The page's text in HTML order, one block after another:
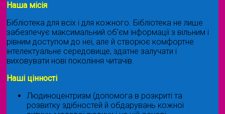
Наша місія
Бібліотека для всіх і для кожного. Бібліотека не лише
забезпечує максимальний об'єм інформації з вільним і
рівним доступом до неї, але й створює комфортне
інтелектуальне середовище, здатне залучати і
виховувати нові покоління читачів.
Наші цінності
Людиноцентризм (допомога в розкриті та
розвитку здібностей й обдарувань кожної